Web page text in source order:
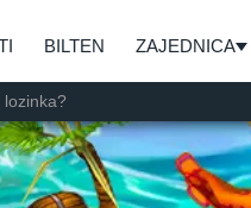
BILTEN ZAJEDNICA
lozinka?